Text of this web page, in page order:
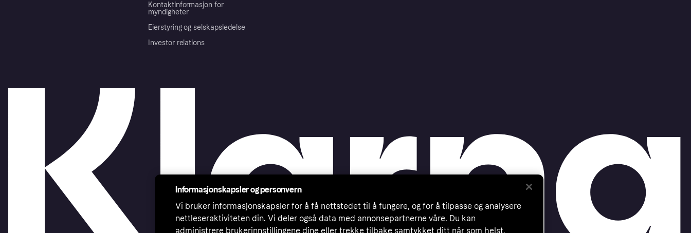
Kontaktinformasjon for
myndigheter
Eierstyring og selskapsledelse
Investor relations
Informasjonskapsler og personvern
Vi bruker informasjonskapsler for å få nettstedet til å fungere, og for å tilpasse og analysere
nettleseraktiviteten din. Vi deler også data med annonsepartnerne våre. Du kan
administrere brukerinnstillingene dine eller trekke tilbake samtykket ditt når som helst.